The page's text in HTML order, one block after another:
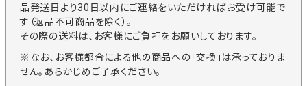
品発送日より30日以内にご連絡をいただければお受け可能で
す（返品不可商品を除く）。
その際の送料は、お客様にご負担をお願いしております。
※なお、お客様都合による他の商品への「交換」は承っておりま
せん。あらかじめご了承ください。